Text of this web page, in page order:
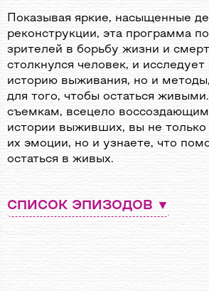
Показывая яркие, насыщенные
реконструкции, эта программа
зрителей в борьбу жизни и
столкнулся человек, и исследует
историю выживания, но и
для того, чтобы остаться
съемкам, всецело воссоздающим
истории выживших, вы не только
их эмоции, но и узнаете, что
остаться в живых.
СПИСОК ЭПИЗОДОВ